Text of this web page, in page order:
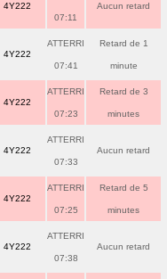
4Y222
07:11
Aucun retard
4Y222
ATTERRI
07:41
Retard de 1
minute
4Y222
ATTERRI
07:23
Retard de 3
minutes
4Y222
ATTERRI
07:33
Aucun retard
4Y222
ATTERRI
07:25
Retard de 5
minutes
4Y222
ATTERRI
07:38
Aucun retard